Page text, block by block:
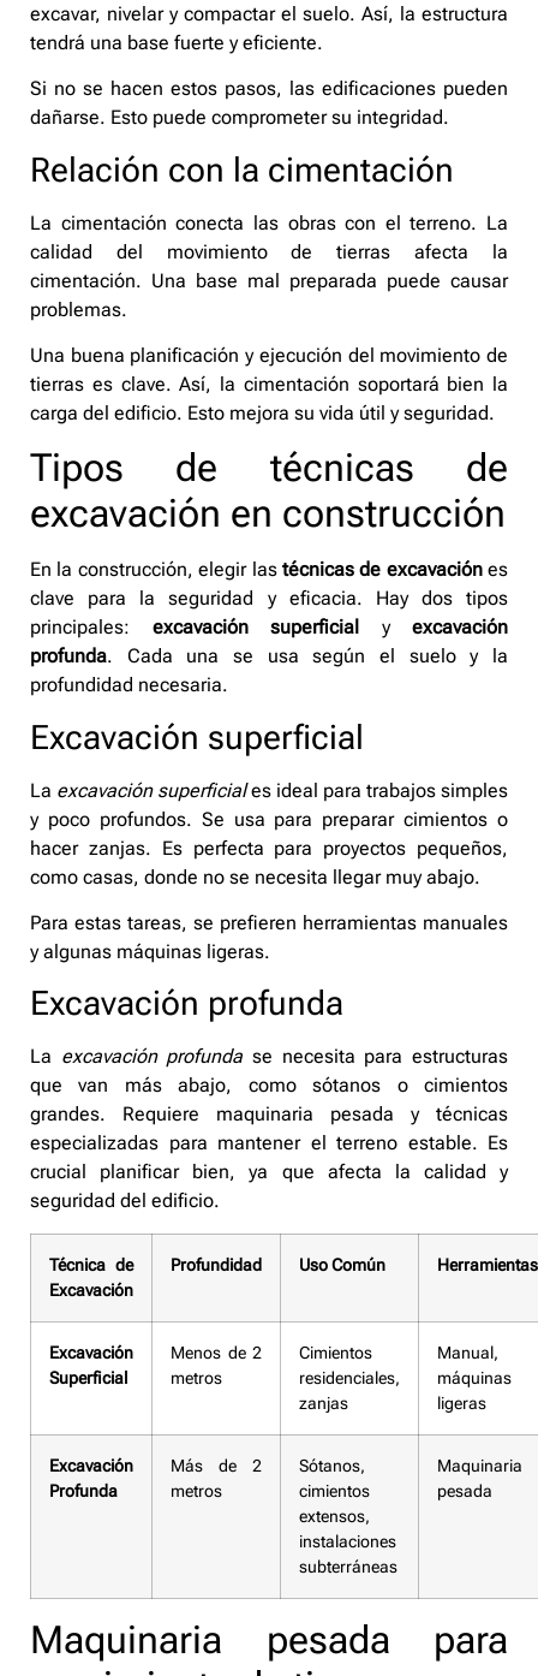
excavar, nivelar y compactar el suelo. Así, la estructura
tendrá una base fuerte y eficiente.
Si no se hacen estos pasos, las edificaciones pueden
dañarse. Esto puede comprometer su integridad.
Relación con la cimentación
La cimentación conecta las obras con el terreno. La
calidad del movimiento de tierras afecta la
cimentación. Una base mal preparada puede causar
problemas.
Una buena planificación y ejecución del movimiento de
tierras es clave. Así, la cimentación soportará bien la
carga del edificio. Esto mejora su vida útil y seguridad.
Tipos de técnicas de
excavación en construcción
En la construcción, elegir las técnicas de excavaciónes
clave para la seguridad y eficacia. Hay dos tipos
principales: excavación superficial y excavación
profunda. Cada una se usa según el suelo y la
profundidad necesaria.
Excavación superficial
La excavación superficiales ideal para trabajos simples
y poco profundos. Se usa para preparar cimientos o
hacer zanjas. Es perfecta para proyectos pequeños,
como casas, donde no se necesita llegar muy abajo.
Para estas tareas, se prefieren herramientas manuales
y algunas máquinas ligeras.
Excavación profunda
La excavación profunda se necesita para estructuras
que van más abajo, como sótanos o cimientos
grandes. Requiere maquinaria pesada y técnicas
especializadas para mantener el terreno estable. Es
crucial planificar bien, ya que afecta la calidad y
seguridad del edificio.
Técnica de
Excavación
Profundidad Uso Común Herramientas
Excavación
Superficial
Menos de 2
metros
Cimientos
residenciales,
zanjas
Manual,
máquinas
ligeras
Excavación
Profunda
Más de 2
metros
Sótanos,
cimientos
extensos,
instalaciones
subterráneas
Maquinaria
pesada
Maquinaria pesada para